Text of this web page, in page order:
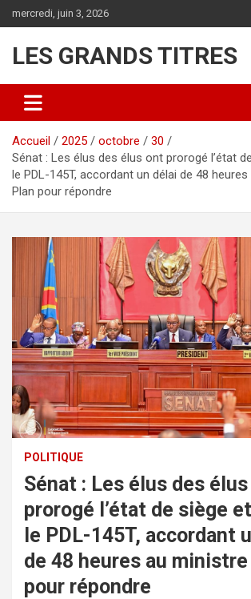
au
mercredi, juin 3, 2026
LES GRANDS TITRES
Accueil 2025 octobre
30
Sénat : Les élus des élus ont prorogé l’état
le PDL-145T, accordant un délai de 48
Plan pour répondre
POLITIQUE
Sénat : Les élus des
prorogé l’état de siège
le PDL-145T, accordant
de 48 heures au
pour répondre